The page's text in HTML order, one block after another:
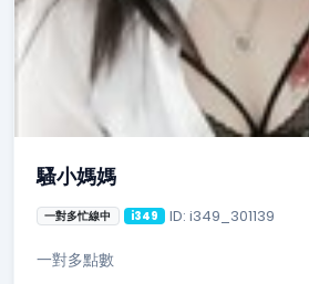
騷小媽媽
一對多忙線中 i349 ID: i349_301139
一對多點數